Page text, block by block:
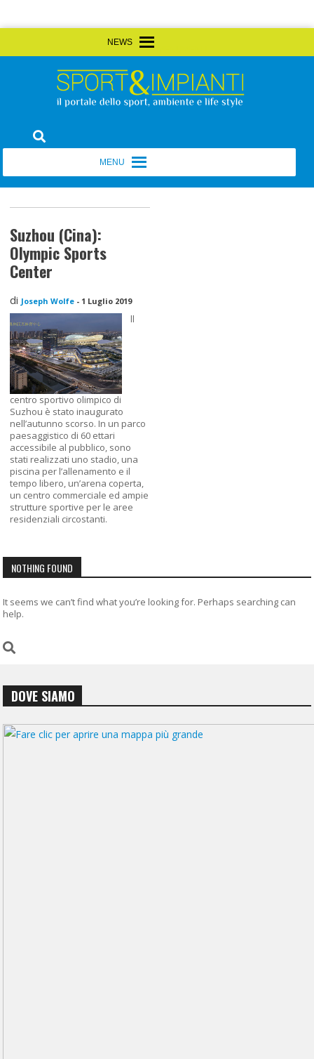
to
Sport&Impianti
Suzhou (Cina):
Olympic Sports
Center
di Joseph Wolfe - 1 Luglio 2019
ll
centro sportivo olimpico di
Suzhou è stato inaugurato
nell’autunno scorso. In un parco
paesaggistico di 60 ettari
accessibile al pubblico, sono
stati realizzati uno stadio, una
piscina per l’allenamento e il
tempo libero, un’arena coperta,
un centro commerciale ed ampie
strutture sportive per le aree
residenziali circostanti.
NOTHING FOUND
It seems we can’t find what you’re looking for. Perhaps searching can
help.
DOVE SIAMO